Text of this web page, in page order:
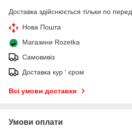
Доставка здійснюється тільки по
Нова Пошта
Магазини Rozetka
Самовивіз
Доставка кур ' єром
Всі умови доставки
Умови оплати